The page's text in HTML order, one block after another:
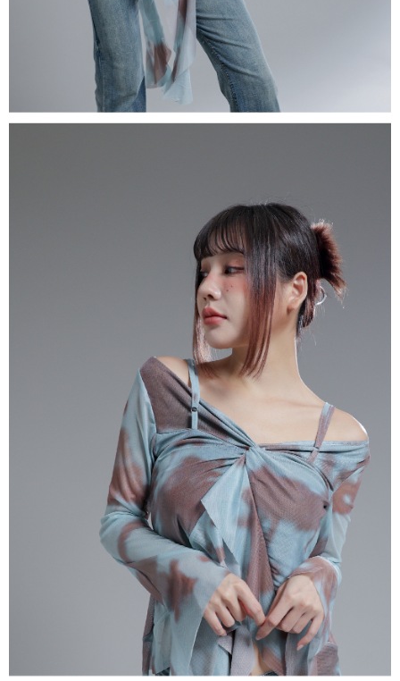
menggunakan bil syarikat ini.
2. Berdasarkan tujuan kontrak persetujuan pembayaran menggunakan
"Pembayaran Ansuran Gogo", kedai akan memberikan maklumat peribadi
anda (termasuk nama, telefon atau alamat) kepada Taiwan Mobile untuk
pengumpulan, pemprosesan dan penggunaan, untuk pengesahan,
semakan dan pembetulan data yang diperlukan untuk bil ansuran oleh
Taiwan Mobile.
3. Sila baca syarat perkhidmatan pengguna secara lengkap melalui